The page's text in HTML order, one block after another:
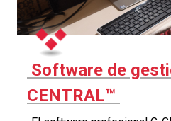
Software de
CENTRAL™